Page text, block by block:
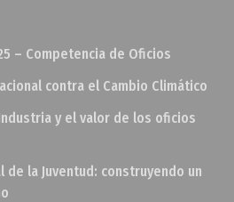
– Competencia de Oficios
contra el Cambio Climático
y el valor de los oficios
de la Juventud: construyendo un